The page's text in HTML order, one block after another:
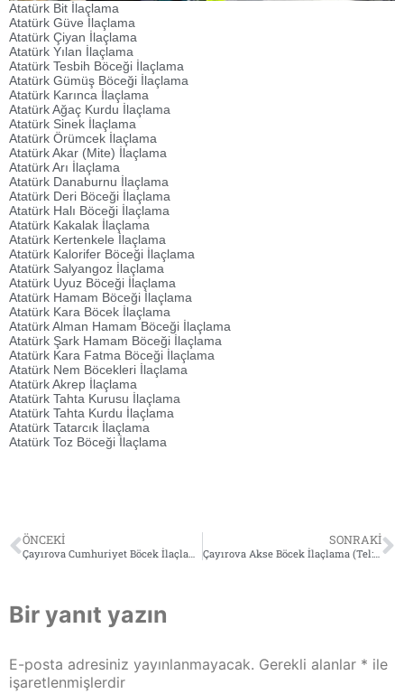
Atatürk Bit İlaçlama
Atatürk Güve İlaçlama
Atatürk Çiyan İlaçlama
Atatürk Yılan İlaçlama
Atatürk Tesbih Böceği İlaçlama
Atatürk Gümüş Böceği İlaçlama
Atatürk Karınca İlaçlama
Atatürk Ağaç Kurdu İlaçlama
Atatürk Sinek İlaçlama
Atatürk Örümcek İlaçlama
Atatürk Akar (Mite) İlaçlama
Atatürk Arı İlaçlama
Atatürk Danaburnu İlaçlama
Atatürk Deri Böceği İlaçlama
Atatürk Halı Böceği İlaçlama
Atatürk Kakalak İlaçlama
Atatürk Kertenkele İlaçlama
Atatürk Kalorifer Böceği İlaçlama
Atatürk Salyangoz İlaçlama
Atatürk Uyuz Böceği İlaçlama
Atatürk Hamam Böceği İlaçlama
Atatürk Kara Böcek İlaçlama
Atatürk Alman Hamam Böceği İlaçlama
Atatürk Şark Hamam Böceği İlaçlama
Atatürk Kara Fatma Böceği İlaçlama
Atatürk Nem Böcekleri İlaçlama
Atatürk Akrep İlaçlama
Atatürk Tahta Kurusu İlaçlama
Atatürk Tahta Kurdu İlaçlama
Atatürk Tatarcık İlaçlama
Atatürk Toz Böceği İlaçlama
ÖNCEKI
Çayırova Cumhuriyet Böcek İlaçlama (Tel: 0532 564 18 95)
SONRAKI
Çayırova Akse Böcek İlaçlama (Tel: 0532 564 18 95)
Bir yanıt yazın
E-posta adresiniz yayınlanmayacak. Gerekli alanlar * ile
işaretlenmişlerdir